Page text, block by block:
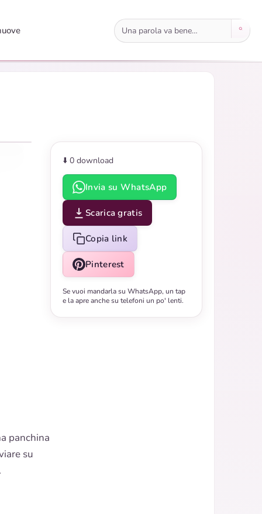
Cerca immagini
⬇️ 0 download
Invia su WhatsApp
Scarica gratis
Copia link
Pinterest
Se vuoi mandarla su WhatsApp, un tap
e la apre anche su telefoni un po' lenti.
panchina
su